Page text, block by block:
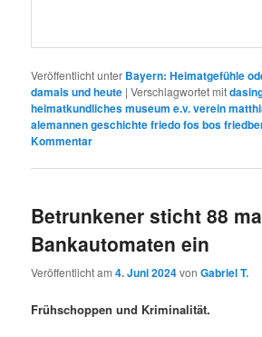
Veröffentlicht unter Bayern: Heimatgefühle
damals und heute |Verschlagwortet mit
heimatkundliches museum e.v. verein
alemannen geschichte friedo fos bos
Kommentar
Betrunkener sticht 88
Bankautomaten ein
Veröffentlicht am4. Juni 2024vonGabriel T.
Frühschoppen und Kriminalität.